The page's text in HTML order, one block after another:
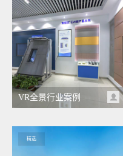
VR全景行业案例
精选